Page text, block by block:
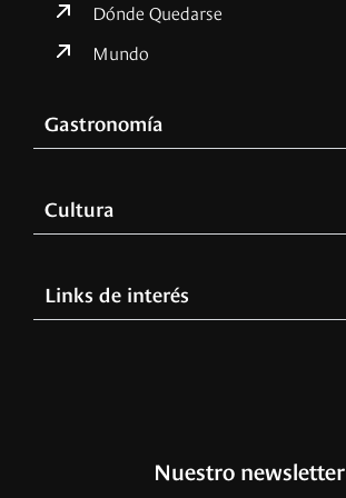
Dónde Quedarse
Mundo
Gastronomía
Cultura
Links de interés
Nuestro newsletter